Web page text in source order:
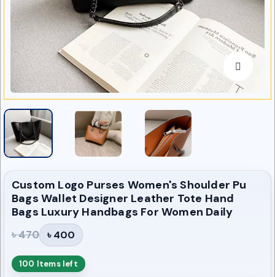
Custom Logo Purses Women's Shoulder Pu
Bags Wallet Designer Leather Tote Hand
Bags Luxury Handbags For Women Daily
৳ 470 ৳ 400
100 Items left